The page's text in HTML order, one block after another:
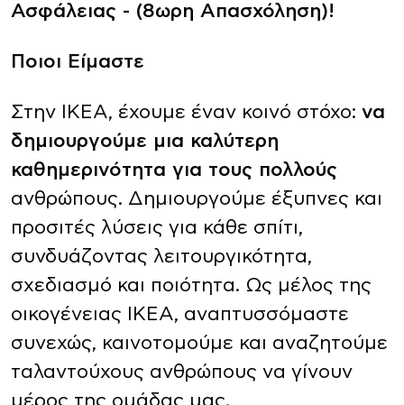
Ασφάλειας - (8ωρη Απασχόληση)!
Ποιοι Είμαστε
Στην ΙΚΕΑ, έχουμε έναν κοινό στόχο: να
δημιουργούμε μια καλύτερη
καθημερινότητα για τους πολλούς
ανθρώπους. Δημιουργούμε έξυπνες και
προσιτές λύσεις για κάθε σπίτι,
συνδυάζοντας λειτουργικότητα,
σχεδιασμό και ποιότητα. Ως μέλος της
οικογένειας ΙΚΕΑ, αναπτυσσόμαστε
συνεχώς, καινοτομούμε και αναζητούμε
ταλαντούχους ανθρώπους να γίνουν
μέρος της ομάδας μας.